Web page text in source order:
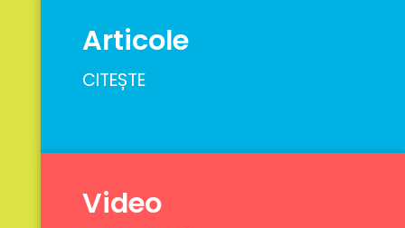
Articole
CITEȘTE
Video